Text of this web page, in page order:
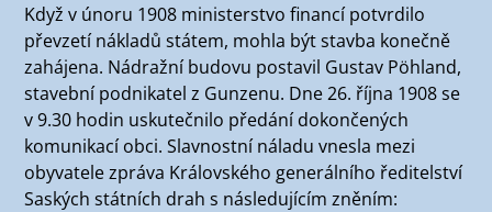
Když v únoru 1908 ministerstvo financí potvrdilo
převzetí nákladů státem, mohla být stavba konečně
zahájena. Nádražní budovu postavil Gustav Pöhland,
stavební podnikatel z Gunzenu. Dne 26. října 1908 se
v 9.30 hodin uskutečnilo předání dokončených
komunikací obci. Slavnostní náladu vnesla mezi
obyvatele zpráva Královského generálního ředitelství
Saských státních drah s následujícím zněním: